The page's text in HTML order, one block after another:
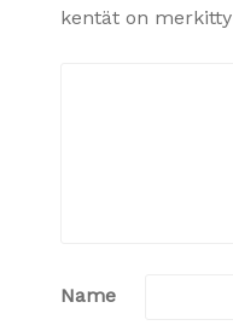
kentät on merkitty
Name